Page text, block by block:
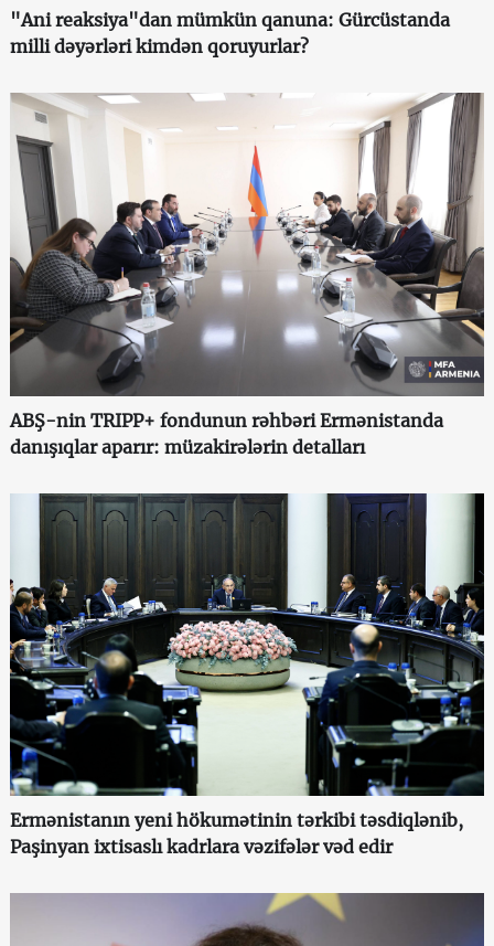
"Ani reaksiya"dan mümkün qanuna: Gürcüstanda
milli dəyərləri kimdən qoruyurlar?
ABŞ-nin TRIPP+ fondunun rəhbəri Ermənistanda
danışıqlar aparır: müzakirələrin detalları
Ermənistanın yeni hökumətinin tərkibi təsdiqlənib,
Paşinyan ixtisaslı kadrlara vəzifələr vəd edir